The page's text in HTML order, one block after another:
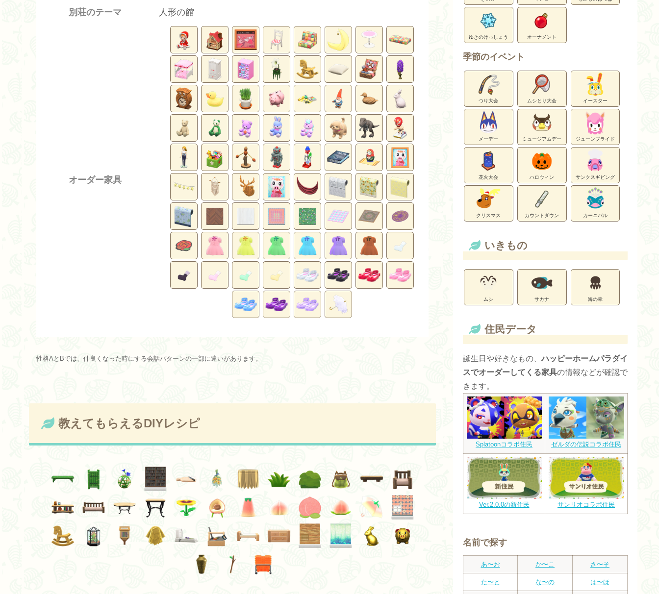
別荘のテーマ 人形の館
オーダー家具
性格AとBでは、仲良くなった時にする会話パターンの一部に違いがあります。
教えてもらえるDIYレシピ
ゆきのけっしょう オーナメント
季節のイベント
つり大会 ムシとり大会 イースター
メーデー ミュージアムデー ジューンブライド
花火大会 ハロウィン サンクスギビング
クリスマス カウントダウン カーニバル
いきもの
ムシ サカナ 海の幸
住民データ
誕生日や好きなもの、ハッピーホームパラダイ
スでオーダーしてくる家具の情報などが確認で
きます。
Splatoonコラボ住民 ゼルダの伝説コラボ住民
Ver.2.0.0の新住民 サンリオコラボ住民
名前で探す
あ〜お か〜こ さ〜そ
た〜と な〜の は〜ほ